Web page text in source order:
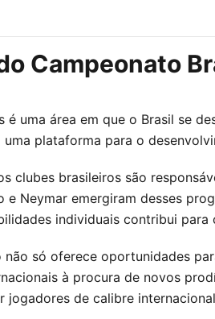
Campeonato
uma área em que o Brasil se
plataforma para o
clubes brasileiros são
e Neymar emergiram desses
individuais contribui
não só oferece oportunidades
à procura de novos
jogadores de calibre